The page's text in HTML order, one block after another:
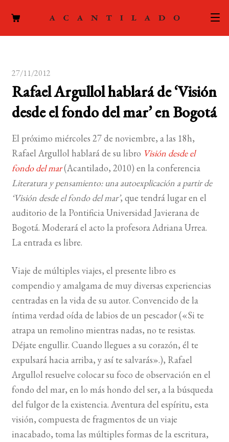
el
menú
ACTUALIDAD
el
LA EDITORIAL
menú
hijo
FOREIGN RIGHTS
CONTACTO
MI CUENTA
LISTA DE LIBROS
27/11/2012
Rafael Argullol hablará de ‘Visión
desde el fondo del mar’ en Bogotá
El próximo miércoles 27 de noviembre, a las 18h,
Rafael Argullol hablará de su libro Visión desde el
fondo del mar(Acantilado, 2010) en la conferencia
Literatura y pensamiento: una autoexplicación a partir de
‘Visión desde el fondo del mar’, que tendrá lugar en el
auditorio de la Pontificia Universidad Javierana de
Bogotá. Moderará el acto la profesora Adriana Urrea.
La entrada es libre.
Viaje de múltiples viajes, el presente libro es
compendio y amalgama de muy diversas experiencias
centradas en la vida de su autor. Convencido de la
íntima verdad oída de labios de un pescador («Si te
atrapa un remolino mientras nadas, no te resistas.
Déjate engullir. Cuando llegues a su corazón, él te
expulsará hacia arriba, y así te salvarás».), Rafael
Argullol resuelve colocar su foco de observación en el
fondo del mar, en lo más hondo del ser, a la búsqueda
del fulgor de la existencia. Aventura del espíritu, esta
visión, compuesta de fragmentos de un viaje
inacabado, toma las múltiples formas de la escritura,